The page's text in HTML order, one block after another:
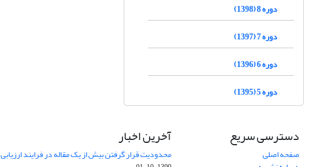
دوره 8 (1398)
دوره 7 (1397)
دوره 6 (1396)
دوره 5 (1395)
دسترسی سریع
صفحه اصلی
آخرین اخبار
محدودیت قرار گرفتن بیش از یک مقاله در فرایند ارزیابی